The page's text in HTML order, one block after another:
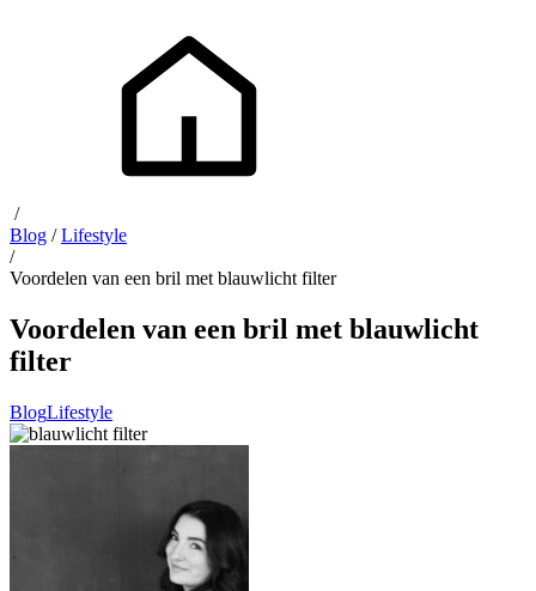
/
Blog /Lifestyle
/
Voordelen van een bril met blauwlicht filter
Voordelen van een bril met blauwlicht
filter
BlogLifestyle